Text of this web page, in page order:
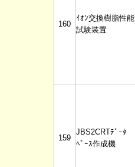
160
ｲｵﾝ交換樹脂性能
試験装置
159
JBS2CRTﾃﾞｰﾀ
ﾍﾞｰｽ作成機